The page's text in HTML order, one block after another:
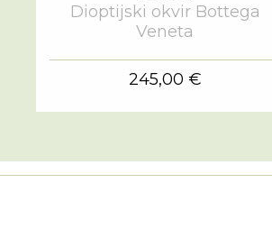
Dioptijski okvir Bottega
Veneta
245,00 €